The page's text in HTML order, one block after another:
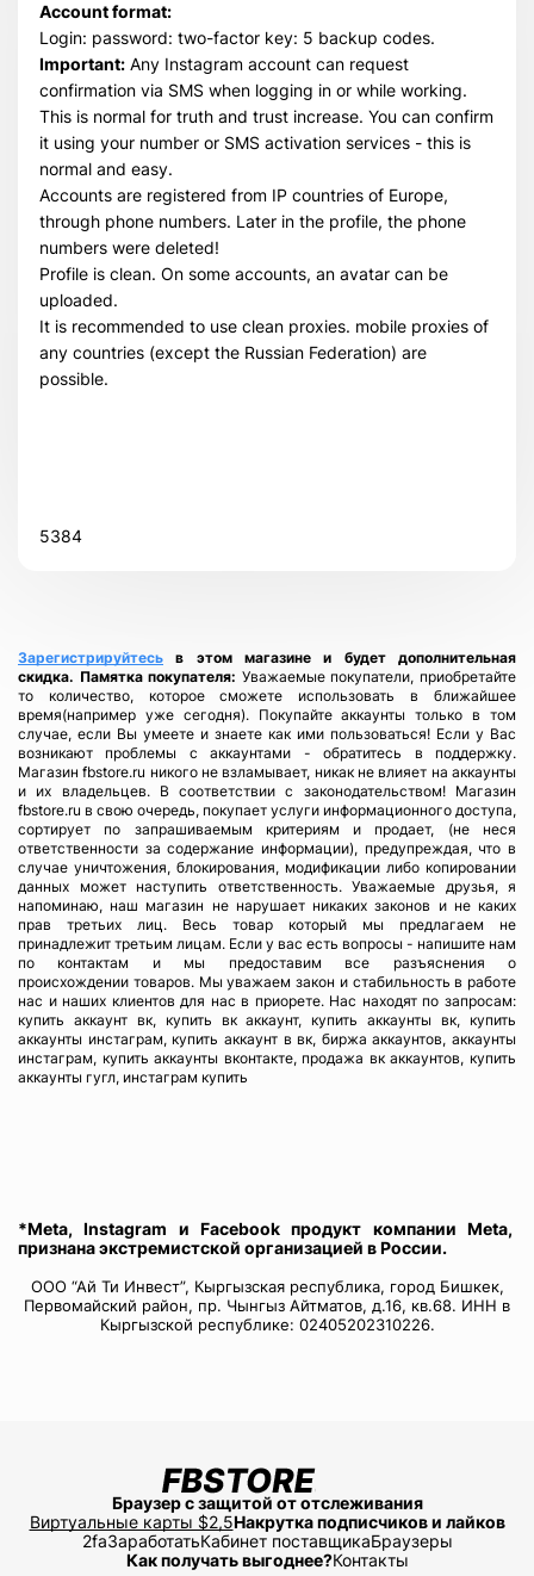
Account format:
Login: password: two-factor key: 5 backup codes.
Important: Any Instagram account can request
confirmation via SMS when logging in or while working.
This is normal for truth and trust increase. You can confirm
it using your number or SMS activation services - this is
normal and easy.
Accounts are registered from IP countries of Europe,
through phone numbers. Later in the profile, the phone
numbers were deleted!
Profile is clean. On some accounts, an avatar can be
uploaded.
It is recommended to use clean proxies. mobile proxies of
any countries (except the Russian Federation) are
possible.
5384
Зарегистрируйтесь
в этом магазине и будет дополнительная
скидка. Памятка покупателя: Уважаемые покупатели, приобретайте
то количество, которое сможете использовать в ближайшее
время(например уже сегодня). Покупайте аккаунты только в том
случае, если Вы умеете и знаете как ими пользоваться! Если у Вас
возникают проблемы с аккаунтами - обратитесь в поддержку.
Магазин fbstore.ru никого не взламывает, никак не влияет на аккаунты
и их владельцев. В соответствии с законодательством! Магазин
fbstore.ru в свою очередь, покупает услуги информационного доступа,
сортирует по запрашиваемым критериям и продает, (не неся
ответственности за содержание информации), предупреждая, что в
случае уничтожения, блокирования, модификации либо копировании
данных может наступить ответственность. Уважаемые друзья, я
напоминаю, наш магазин не нарушает никаких законов и не каких
прав третьих лиц. Весь товар который мы предлагаем не
принадлежит третьим лицам. Если у вас есть вопросы - напишите нам
по контактам и мы предоставим все разъяснения о
происхождении товаров. Мы уважаем закон и стабильность в работе
нас и наших клиентов для нас в приорете. Нас находят по запросам:
купить аккаунт вк, купить вк аккаунт, купить аккаунты вк, купить
аккаунты инстаграм, купить аккаунт в вк, биржа аккаунтов, аккаунты
инстаграм, купить аккаунты вконтакте, продажа вк аккаунтов, купить
аккаунты гугл, инстаграм купить
*Meta, Instagram и Facebook продукт компании Meta,
признана экстремистской организацией в России.
ООО “Ай Ти Инвест”, Кыргызская республика, город Бишкек,
Первомайский район, пр. Чынгыз Айтматов, д.16, кв.68. ИНН в
Кыргызской республике: 02405202310226.
Браузер с защитой от отслеживания
Виртуальные карты $2,5Накрутка подписчиков и лайков
2faЗаработатьКабинет поставщикаБраузеры
Как получать выгоднее?Контакты